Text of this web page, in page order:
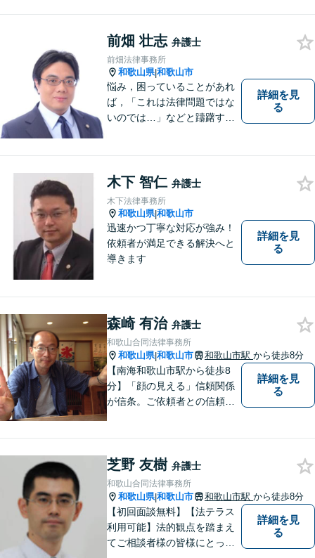
相談ください。あなたの灯り
となれるよう誠心誠意努めま
す。
前畑 壮志 弁護士
前畑法律事務所
和歌山県|和歌山市
悩み，困っていることがあれ
ば，「これは法律問題ではな
いのでは…」などと躊躇する
おります。弁護士前畑壮志は
全力で，最善の答えを探せる
ようお手伝いいたします。
詳細を見
る
木下 智仁 弁護士
木下法律事務所
和歌山県|和歌山市
迅速かつ丁寧な対応が強み！
依頼者が満足できる解決へと
導きます
詳細を見
る
森崎 有治 弁護士
和歌山合同法律事務所
和歌山県|和歌山市 和歌山市駅 から徒歩8分
【南海和歌山市駅から徒歩8
分】「顔の見える」信頼関係
が信条。ご依頼者との信頼関
な解決策を提案させていただ
きます。
詳細を見
る
芝野 友樹 弁護士
和歌山合同法律事務所
和歌山県|和歌山市 和歌山市駅 から徒歩8分
【初回面談無料】【法テラス
利用可能】法的観点を踏まえ
てご相談者様の皆様にとって
詳細を見
る